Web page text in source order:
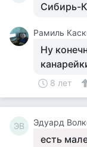
Сибирь-
Рамиль
Ну
8 лет
ЭВ Эдуард
есть